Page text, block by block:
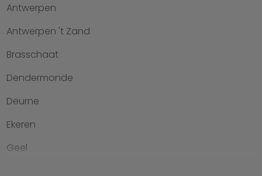
Kennis van wonen
Kantoren
Veelgestelde vragen
Werken bij Heylen Vastgoed
Contact
Antwerpen
Antwerpen 't Zand
Brasschaat
Dendermonde
Deurne
Ekeren
Geel